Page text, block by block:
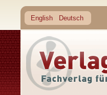
English Deutsch